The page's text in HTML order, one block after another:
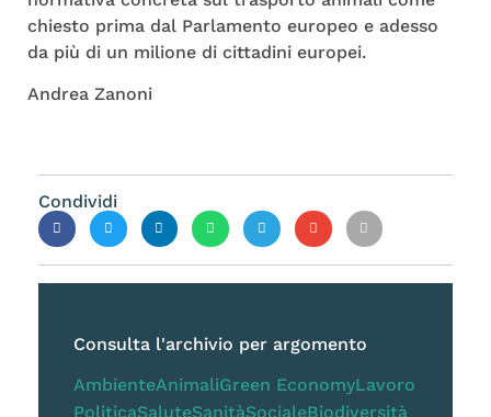
chiesto prima dal Parlamento europeo e adesso
da più di un milione di cittadini europei.
Andrea Zanoni
Condividi
Consulta l'archivio per argomento
AmbienteAnimaliGreen EconomyLavoro
PoliticaSaluteSanitàSocialeBiodiversità